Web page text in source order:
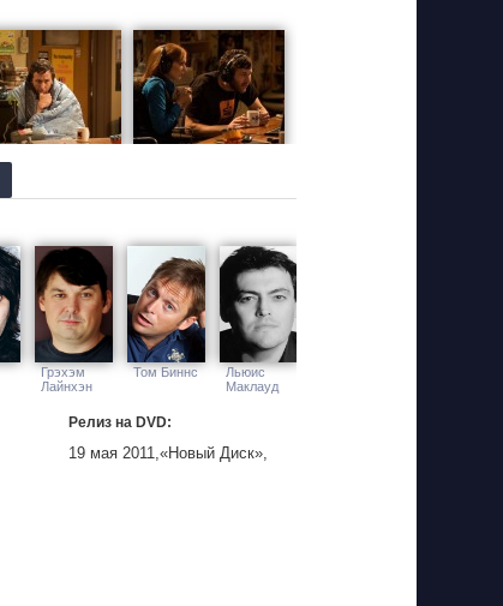
Грэхэм
Лайнхэн
Том Биннс
Льюис
Маклауд
Релиз на DVD:
19 мая 2011,«Новый Диск»,